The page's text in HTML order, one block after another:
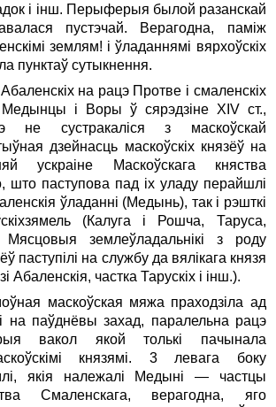
i інш. Перыферыя былой разанскай
пустэчай. Верагодна, паміж
землям! i ўладаннямі вярхоўскіх
пунктаў сутыкнення.
на рацэ Протве i смаленскіх
i Воры ў сярэдзіне XIV ст.,
не сустракаліся з маскоўскай
дзейнасць маскоўскіх князёў на
ускраіне Маскоўскага княства
што паступова пад ix уладу перайшлі
ўладанні (Медынь), так i рэшткі
(Калуга i Рошча, Таруса,
землеўладальнікі з роду
паступілі на службу да вялікага князя
Абаленскія, частка Тарускіх i інш.).
маскоўская мяжа праходзіла ад
на паўднёвы захад, паралельна рацэ
вакол якой толькі пачынала
князямі. 3 левага боку
якія належалі Медыні — частцы
Смаленскага, верагодна, яго